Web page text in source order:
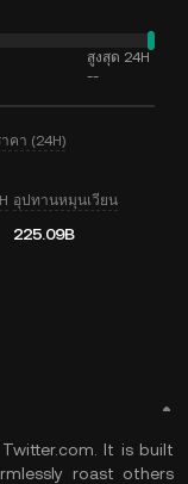
สูงสุด 24H
--
คา (24H)
อุปทานหมุนเวียน
225.09B
It is built
roast others